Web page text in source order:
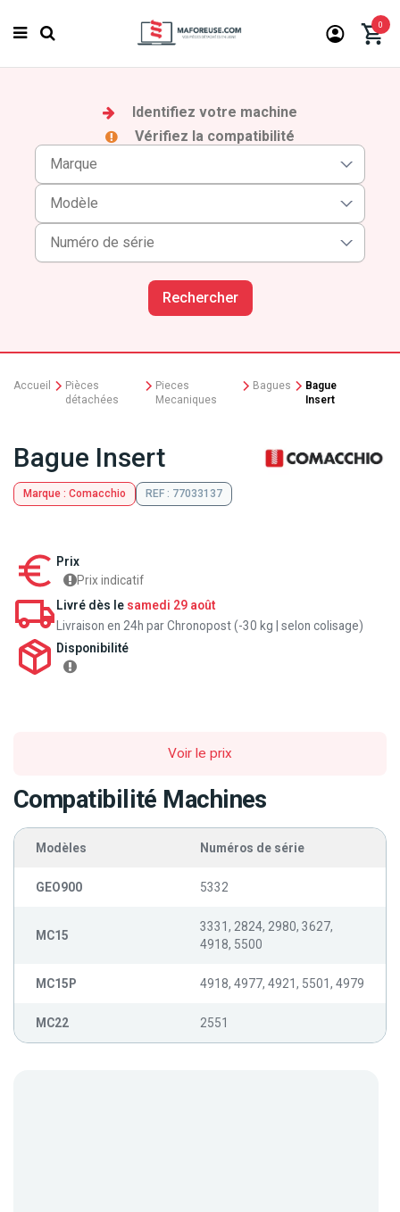
0
Identifiez votre machine
Vérifiez la compatibilité
Rechercher
Accueil
Pièces
détachées
Pieces
Mecaniques
Bagues
Bague
Insert
Bague Insert
Marque : Comacchio REF : 77033137
Prix
Prix indicatif
Livré dès le samedi 29 août
Livraison en 24h par Chronopost (-30 kg | selon colisage)
Disponibilité
Voir le prix
Compatibilité Machines
Modèles Numéros de série
GEO900 5332
MC15
3331, 2824, 2980, 3627,
4918, 5500
MC15P 4918, 4977, 4921, 5501, 4979
MC22 2551